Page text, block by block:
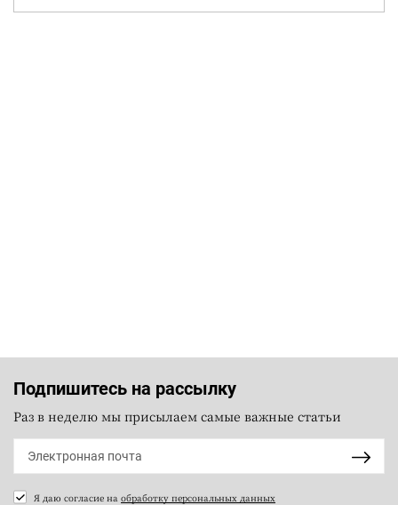
Подпишитесь на рассылку
Раз в неделю мы присылаем самые важные статьи
Я даю согласие на обработку персональных данных